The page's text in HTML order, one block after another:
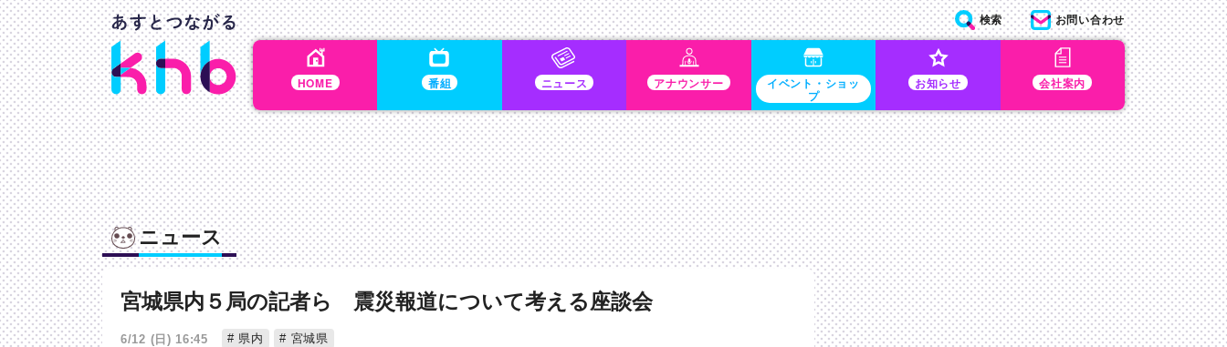
HOME 番組 ニュース アナウンサー イベント・ショッ
プ
お知らせ 会社案内
検索 お問い合わせ
ニュース
宮城県内５局の記者ら 震災報道について考える座談会
6/12 (日) 16:45 県内 宮城県